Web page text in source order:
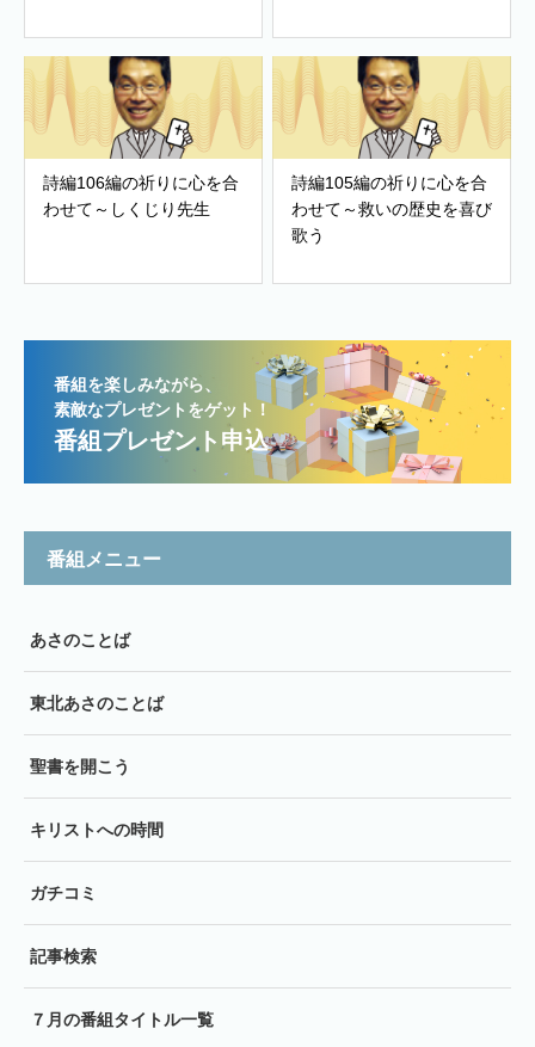
詩編106編の祈りに心を合
わせて～しくじり先生
詩編105編の祈りに心を合
わせて～救いの歴史を喜び
歌う
番組を楽しみながら、
素敵なプレゼントをゲット！
番組プレゼント申込
番組メニュー
あさのことば
東北あさのことば
聖書を開こう
キリストへの時間
ガチコミ
記事検索
７月の番組タイトル一覧